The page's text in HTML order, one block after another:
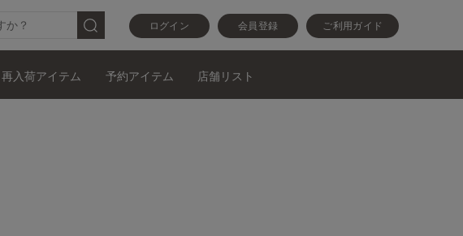
ログイン 会員登録 ご利用ガイド
再入荷アイテム 予約アイテム 店舗リスト